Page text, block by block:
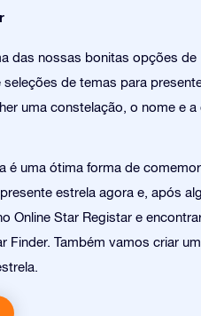
das nossas bonitas opções de
de temas para
uma constelação, o nome e a
é uma ótima forma de
estrela agora e, após
Online Star Registar e
Finder. Também vamos criar